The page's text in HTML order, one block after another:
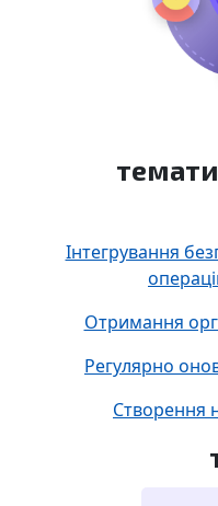
Інтегрування
Отримання
Регулярно
Створення